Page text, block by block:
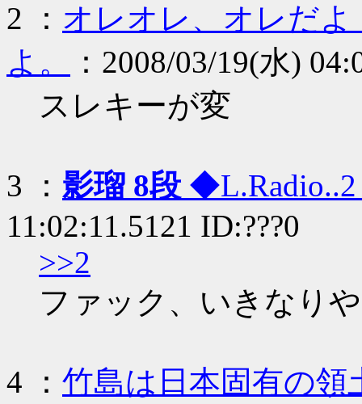
2 ： オレオレ、オレだ
よ。
：2008/03/19(水)
スレキーが変
3 ： 影瑠 8段
11:02:11.5121 ID:???0
>>2
ファック、いきなり
4 ： 竹島は日本固有の領